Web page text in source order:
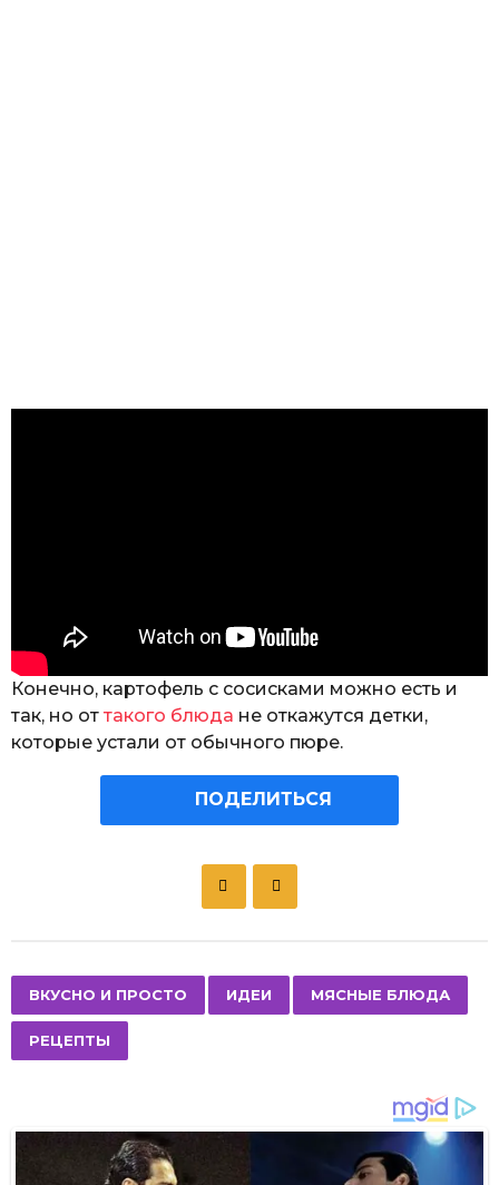
Конечно, картофель с сосисками можно есть и
так, но от такого блюда не откажутся детки,
которые устали от обычного пюре.
ПОДЕЛИТЬСЯ
a
g
a
ВКУСНО И ПРОСТО ИДЕИ МЯСНЫЕ БЛЮДА
РЕЦЕПТЫ